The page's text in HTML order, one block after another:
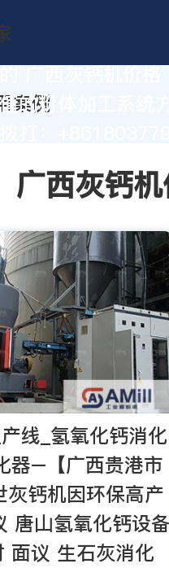
的粉体加工系统
广西灰钙
线_氢氧化钙消化
器–【广西贵港市
灰钙机因环保高产
唐山氢氧化钙设备
面议 生石灰消化